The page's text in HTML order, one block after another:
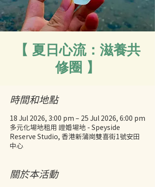
【 夏日心流：滋養共
修圈 】
時間和地點
18 Jul 2026, 3:00 pm – 25 Jul 2026, 6:00 pm
多元化場地租用 證婚場地 - Speyside
Reserve Studio, 香港新蒲崗雙喜街1號安田
中心
關於本活動